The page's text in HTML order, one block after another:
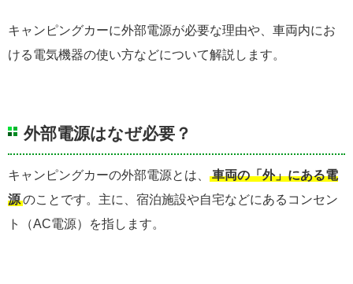
キャンピングカーに外部電源が必要な理由や、車両内にお
ける電気機器の使い方などについて解説します。
外部電源はなぜ必要？
キャンピングカーの外部電源とは、
車両の「外」にある電
源のことです。主に、宿泊施設や自宅などにあるコンセン
ト（AC電源）を指します。